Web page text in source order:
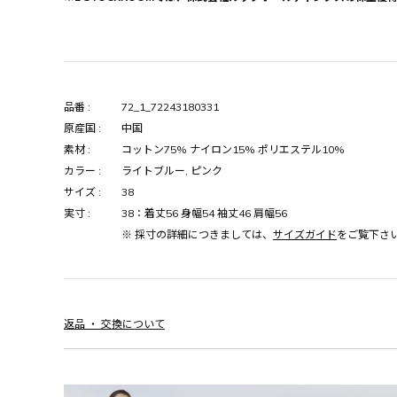
品番 :
72_1_72243180331
原産国 :
中国
素材 :
コットン75% ナイロン15% ポリエステル10%
カラー :
ライトブルー, ピンク
サイズ :
38
実寸 :
38：着丈56 身幅54 袖丈46 肩幅56
※ 採寸の詳細につきましては、 サイズガイドをご覧下さ
返品 ・ 交換について